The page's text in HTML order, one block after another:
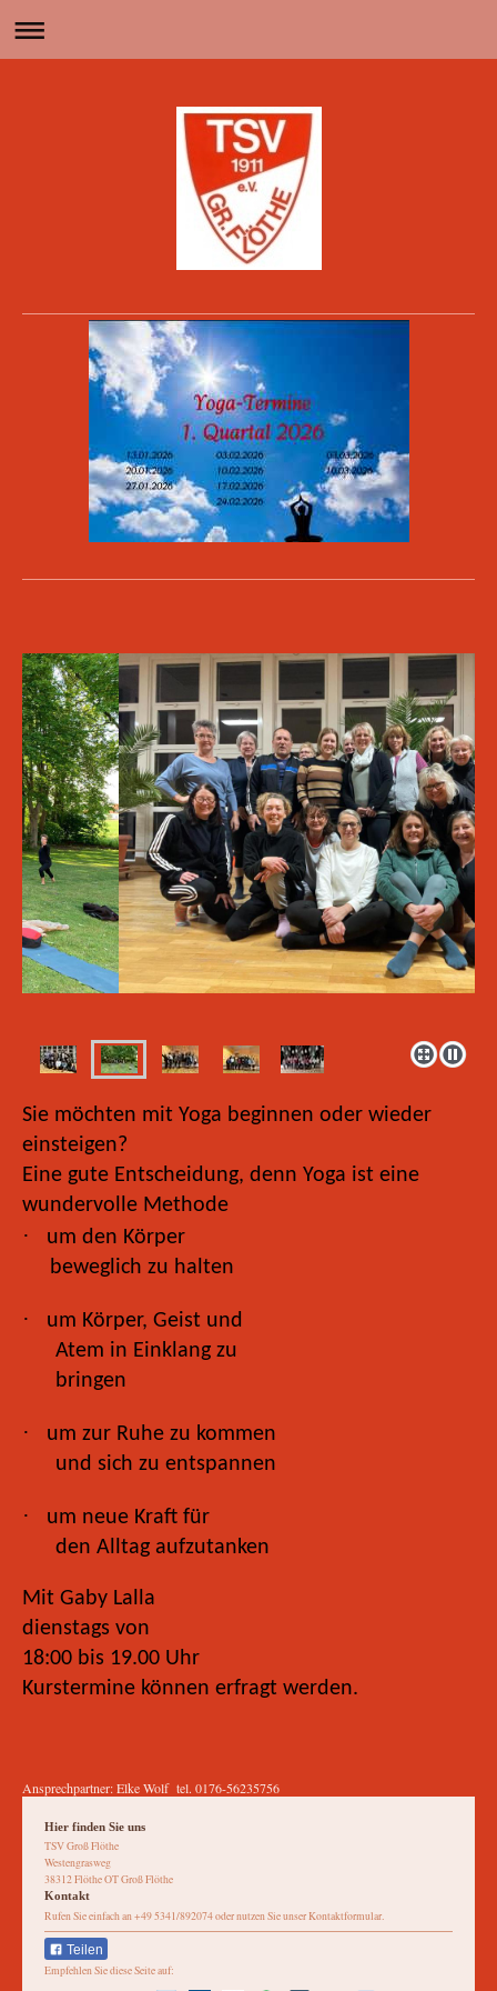
Sie möchten mit Yoga beginnen oder wieder
einsteigen?
Eine gute Entscheidung, denn Yoga ist eine
wundervolle Methode
·
um den Körper
beweglich zu halten
·
um Körper, Geist und
Atem in Einklang zu
bringen
·
um zur Ruhe zu kommen
und sich zu entspannen
·
um neue Kraft für
den Alltag aufzutanken
Mit Gaby Lalla
dienstags von
18:00 bis 19.00 Uhr
Kurstermine können erfragt werden.
Ansprechpartner: Elke Wolf tel. 0176-56235756
Hier finden Sie uns
TSV Groß Flöthe
Westengrasweg
38312 Flöthe OT Groß Flöthe
Kontakt
Rufen Sie einfach an +49 5341/892074 oder nutzen Sie unser Kontaktformular.
Teilen
Empfehlen Sie diese Seite auf: